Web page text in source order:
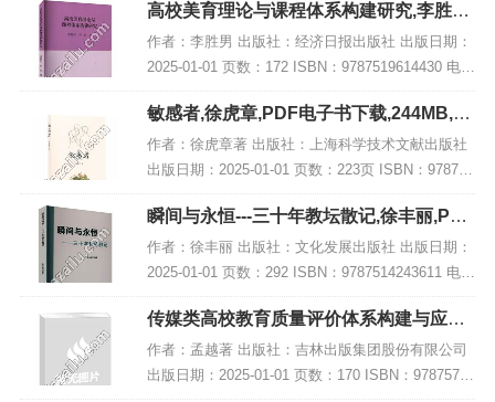
内容简...
高校美育理论与课程体系构建研究,李胜男,
PDF电子书网盘下载
作者：李胜男 出版社：经济日报出版社 出版日期：
2025-01-01 页数：172 ISBN：9787519614430 电子
书大小：191MB [高清扫描版PDF格式] 内容简介
《高校美...
敏感者,徐虎章,PDF电子书下载,244MB,网
盘资源
作者：徐虎章著 出版社：上海科学技术文献出版社
出版日期：2025-01-01 页数：223页 ISBN：978754
3991064 电子书大小：244MB [高清扫描版PDF格
式] 内容简...
瞬间与永恒---三十年教坛散记,徐丰丽,PDF
电子书网盘下载
作者：徐丰丽 出版社：文化发展出版社 出版日期：
2025-01-01 页数：292 ISBN：9787514243611 电子
书大小：250MB [高清扫描版PDF格式] 内容简介 在
教育领...
传媒类高校教育质量评价体系构建与应用
研究,PDF电子书下载
作者：孟越著 出版社：吉林出版集团股份有限公司
出版日期：2025-01-01 页数：170 ISBN：97875731